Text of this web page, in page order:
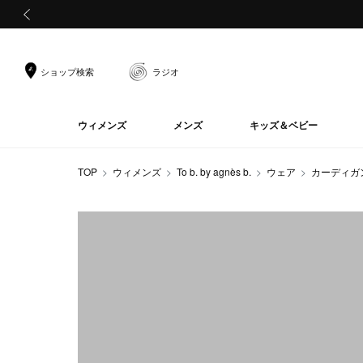
ショップ検索 ラジオ
ウィメンズ メンズ キッズ＆ベビー
TOP ウィメンズ To b. by agnès b. ウェア カーディガ